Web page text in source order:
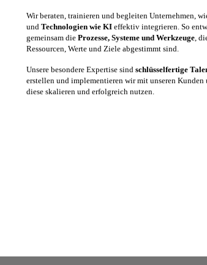
Wir beraten, trainieren und begleiten Unternehmen,
und Technologien wie KI effektiv integrieren. So
gemeinsam die Prozesse, Systeme und Werkzeuge ,
Ressourcen, Werte und Ziele abgestimmt sind.
Unsere besondere Expertise sind schlüsselfertige
erstellen und implementieren wir mit unseren Kunden
diese skalieren und erfolgreich nutzen.